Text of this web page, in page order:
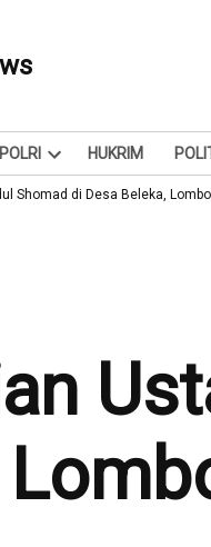
Open
dropdown
HUKRIM
Shomad di Desa Beleka,